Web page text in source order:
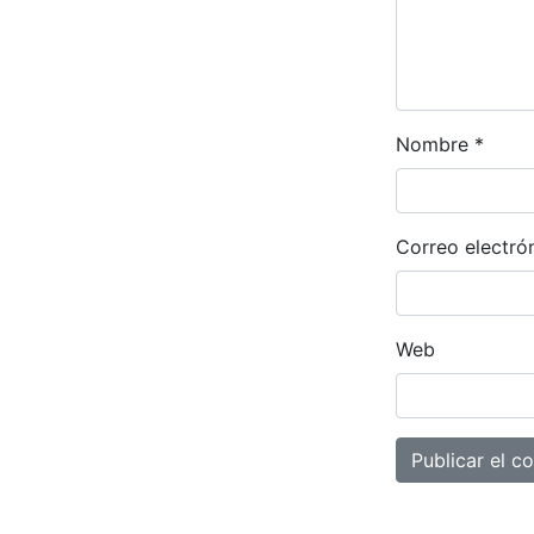
Nombre *
Correo
Web